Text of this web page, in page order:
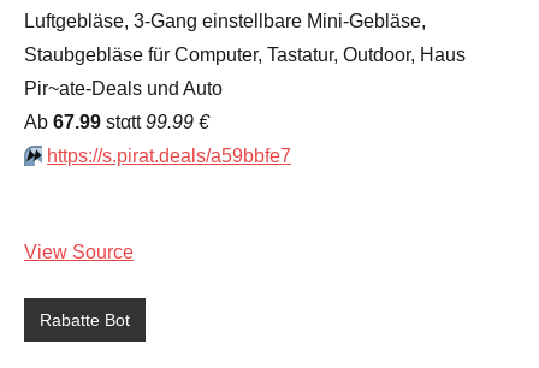
Luftgebläse, 3-Gang einstellbare Mini-Gebläse,
Staubgebläse für Computer, Tastatur, Outdoor, Haus
Pir~ate-Deals und Auto
Аb 67.99 stαtt99.99 €
⏩️ https://s.pirat.deals/a59bbfe7
View Source
Rabatte Bot